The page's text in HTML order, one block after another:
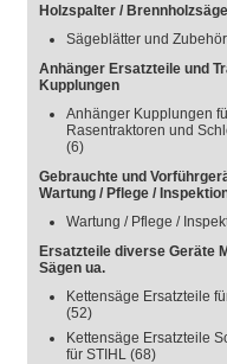
Holzspalter /
Sägeblätter und Zubehör
Anhänger Ersatzteile und
Kupplungen
Anhänger Kupplungen
Rasentraktoren und
(6)
Gebrauchte und
Wartung / Pflege /
Wartung / Pflege /
Ersatzteile diverse Geräte
Sägen ua.
Kettensäge Ersatzteile
(52)
Kettensäge Ersatzteile
für STIHL (68)